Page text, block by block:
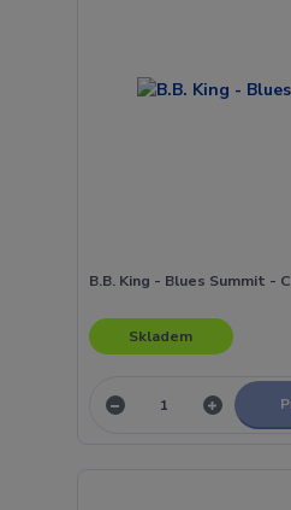
B.B. King - Blues Summit -
Skladem